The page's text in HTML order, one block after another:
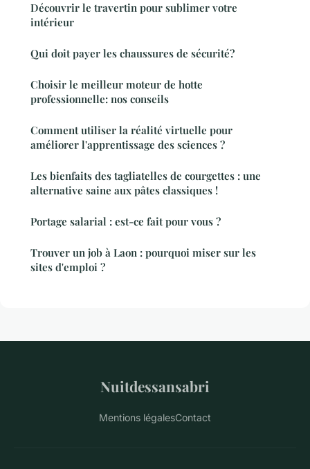
Découvrir le travertin pour sublimer votre
intérieur
Qui doit payer les chaussures de sécurité?
Choisir le meilleur moteur de hotte
professionnelle: nos conseils
Comment utiliser la réalité virtuelle pour
améliorer l'apprentissage des sciences ?
Les bienfaits des tagliatelles de courgettes : une
alternative saine aux pâtes classiques !
Portage salarial : est-ce fait pour vous ?
Trouver un job à Laon : pourquoi miser sur les
sites d'emploi ?
Nuitdessansabri
Mentions légalesContact